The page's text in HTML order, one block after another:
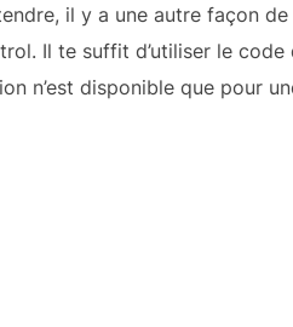
il y a une autre façon
Il te suffit d’utiliser le
n’est disponible que pour